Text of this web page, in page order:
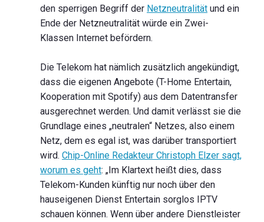
den sperrigen Begriff der Netzneutralität und ein
Ende der Netzneutralität würde ein Zwei-
Klassen Internet befördern.
Die Telekom hat nämlich zusätzlich angekündigt,
dass die eigenen Angebote (T-Home Entertain,
Kooperation mit Spotify) aus dem Datentransfer
ausgerechnet werden. Und damit verlässt sie die
Grundlage eines „neutralen“ Netzes, also einem
Netz, dem es egal ist, was darüber transportiert
wird. Chip-Online Redakteur Christoph Elzer sagt,
worum es geht: „Im Klartext heißt dies, dass
Telekom-Kunden künftig nur noch über den
hauseigenen Dienst Entertain sorglos IPTV
schauen können. Wenn über andere Dienstleister